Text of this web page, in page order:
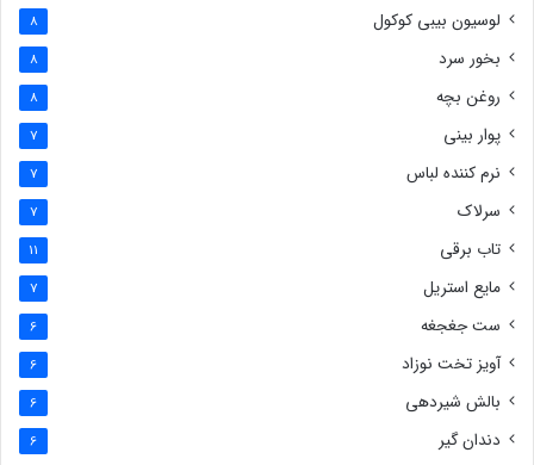
لوسیون بیبی کوکول 8
بخور سرد 8
روغن بچه 8
پوار بینی 7
نرم کننده لباس 7
سرلاک 7
تاب برقی 11
مایع استریل 7
ست جغجغه 6
آویز تخت نوزاد 6
بالش شیردهی 6
دندان گیر 6